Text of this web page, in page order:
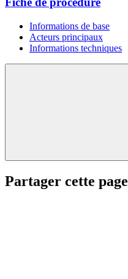
Informations de base
Acteurs principaux
Informations techniques
Partager cette page